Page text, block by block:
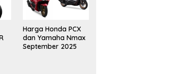
Harga Honda PCX
dan Yamaha Nmax
September 2025